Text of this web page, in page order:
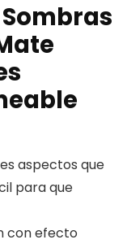
Sombras
aspectos que
para que
con efecto